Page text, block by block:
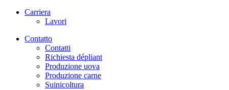
Carriera
Lavori
Contatto
Contatti
Richiesta dépliant
Produzione uova
Produzione carne
Suinicoltura